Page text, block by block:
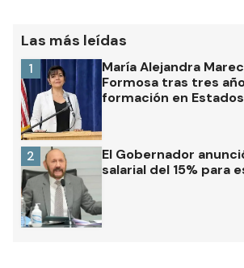
Las más leídas
María Alejandra
Formosa tras tres
formación en
1
El Gobernador
salarial del 15% para
2